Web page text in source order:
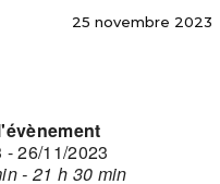
25 novembre 2023
- 26/11/2023
- 21 h 30 min